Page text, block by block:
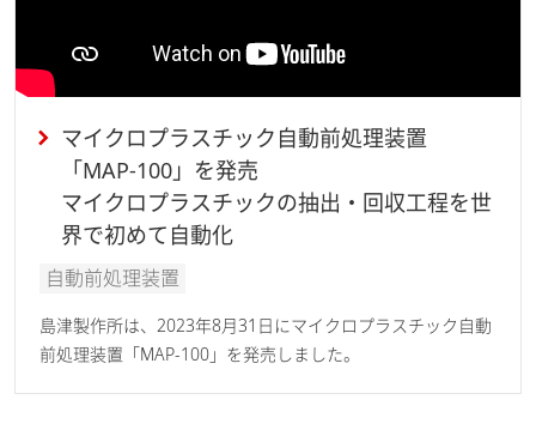
マイクロプラスチック自動前処理装置
「MAP-100」を発売
マイクロプラスチックの抽出・回収工程を世
界で初めて自動化
自動前処理装置
島津製作所は、2023年8月31日にマイクロプラスチック自動
前処理装置「MAP-100」を発売しました。